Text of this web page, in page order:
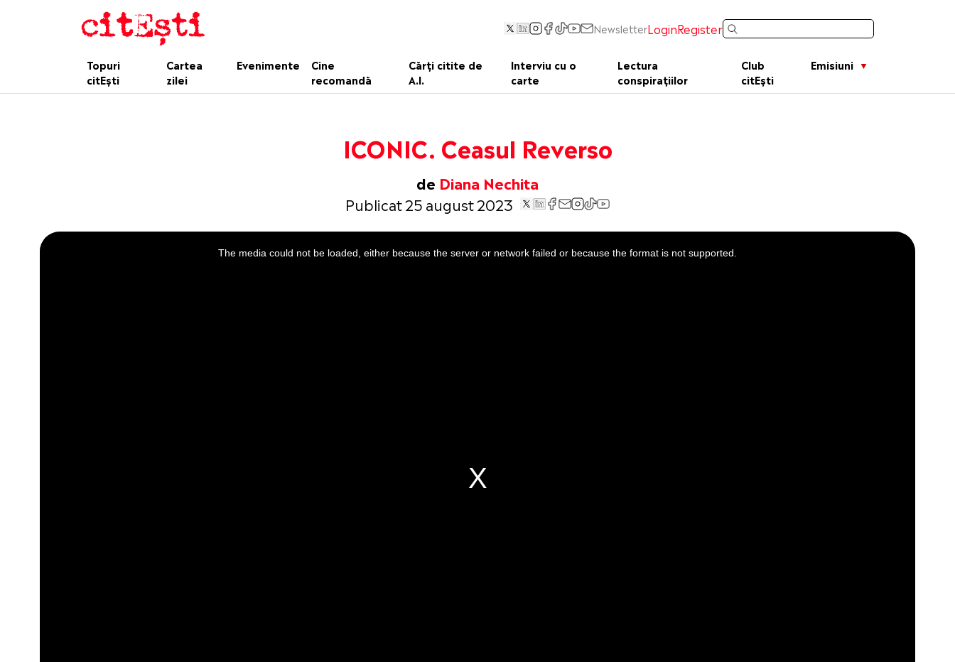
NewsletterLoginRegister
Topuri
citEști
Cartea
zilei
Evenimente
Cine
recomandă
Cărți citite de
A.I.
Interviu cu o
carte
Lectura
conspirațiilor
Club
citEști
Emisiuni
ICONIC. Ceasul Reverso
de Diana Nechita
Publicat 25 august 2023
This
is
a
The media could not be loaded, either because the server or network failed or because the format is not supported.